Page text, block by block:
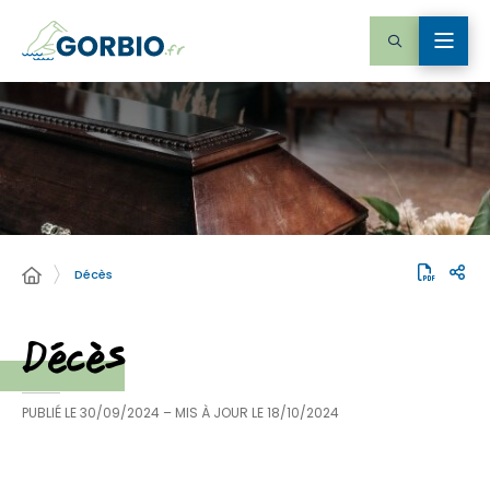
Décès
Décès
PUBLIÉ LE30/09/2024 – MIS À JOUR LE18/10/2024